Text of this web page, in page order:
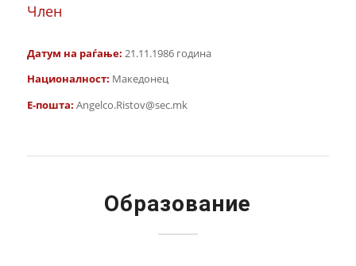
Член
Датум на раѓање: 21.11.1986 година
Националност: Македонец
Е-пошта: Angelco.Ristov@sec.mk
Образование